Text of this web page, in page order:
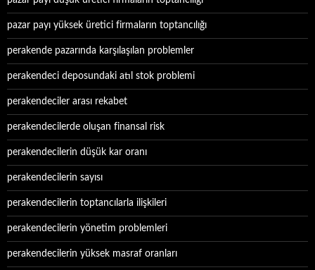
pazar payı yüksek üretici firmaların toptancılığı
perakende pazarında karşılaşılan problemler
perakendeci deposundaki atıl stok problemi
perakendeciler arası rekabet
perakendecilerde oluşan finansal risk
perakendecilerin düşük kar oranı
perakendecilerin sayısı
perakendecilerin toptancılarla ilişkileri
perakendecilerin yönetim problemleri
perakendecilerin yüksek masraf oranları